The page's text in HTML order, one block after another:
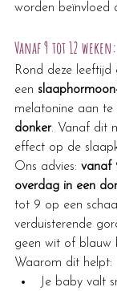
worden beïnvloed
Vanaf 9 tot 12
Rond deze
een
melatonine aan
donker. Vanaf dit
effect op de
Ons advies: vanaf
overdag in een
tot 9 op een
verduisterende
geen wit of blauw
Waarom dit helpt:
Je baby valt